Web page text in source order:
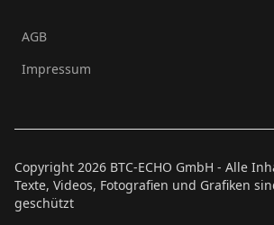
AGB
Impressum
Copyright 2026 BTC-ECHO GmbH - Alle
Texte, Videos, Fotografien und Grafiken
geschützt